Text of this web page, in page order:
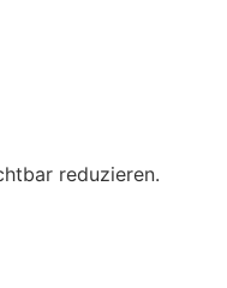
reduzieren.